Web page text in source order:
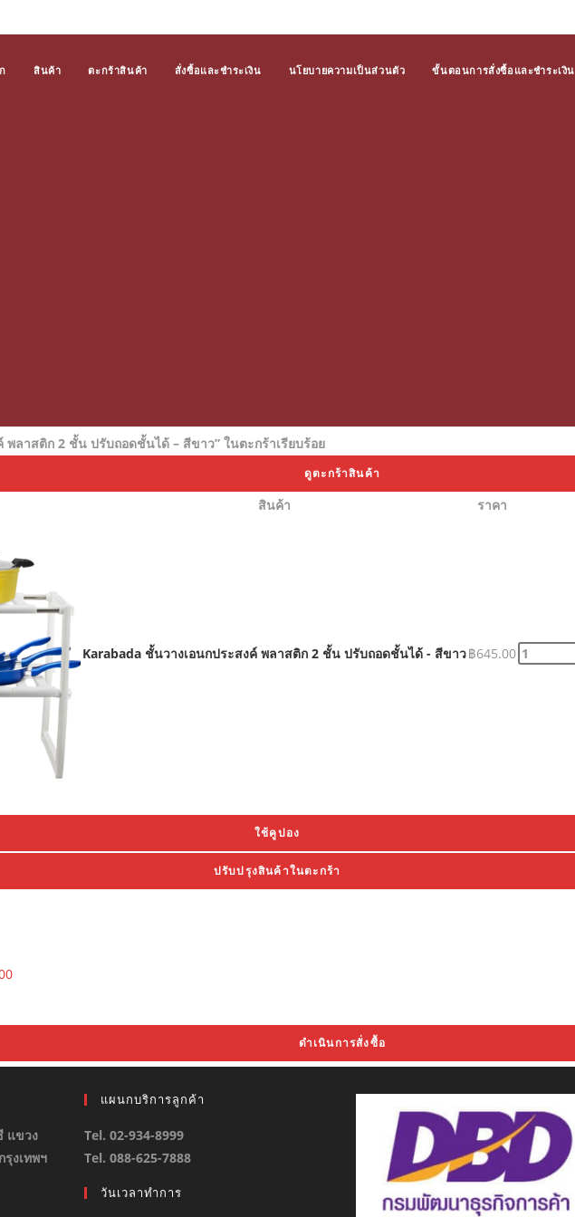
สินค้า ตะกร้าสินค้า สั่งซื้อและชำระเงิน นโยบายความเป็นส่วนตัว ขั้นตอนการสั่งซื้อและชำระเงิน
พลาสติก 2 ชั้น ปรับถอดชั้นได้ – สีขาว” ในตะกร้าเรียบร้อย
ดูตะกร้าสินค้า
สินค้า ราคา
Karabada ชั้นวางเอนกประสงค์ พลาสติก 2 ชั้น ปรับถอดชั้นได้ - สีขาว฿645.00
ใช้คูปอง
ปรับปรุงสินค้าในตะกร้า
ดำเนินการสั่งซื้อ
แขวง
งเทพฯ
แผนกบริการลูกค้า
Tel. 02-934-8999
Tel. 088-625-7888
วันเวลาทำการ